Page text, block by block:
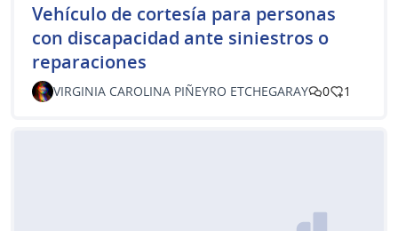
Vehículo de cortesía para personas
con discapacidad ante siniestros o
reparaciones
VIRGINIA CAROLINA PIÑEYRO ETCHEGARAY 0 1